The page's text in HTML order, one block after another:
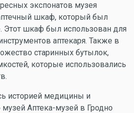
экспонатов музея
шкаф, который был
Этот шкаф был использован для
аптекаря. Также в
старинных бутылок,
которые использовались
историей медицины и
музей Аптека-музей в Гродно